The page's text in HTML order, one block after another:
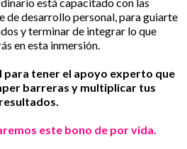
de desarrollo personal, para guiarte
y terminar de integrar lo que
en esta inmersión.
para tener el apoyo experto que
barreras y multiplicar tus
resultados.
este bono de por vida.